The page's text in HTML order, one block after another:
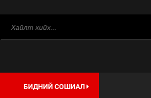
БИДНИЙ СОШИАЛ